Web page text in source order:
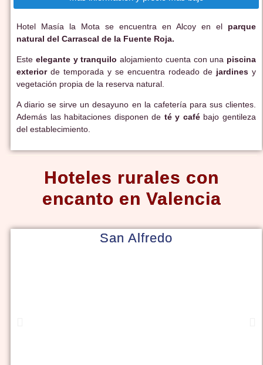
Hotel Masía la Mota se encuentra en Alcoy en el parque
natural del Carrascal de la Fuente Roja.
Este elegante y tranquilo alojamiento cuenta con una piscina
exteriorde temporada y se encuentra rodeado de jardines y
vegetación propia de la reserva natural.
A diario se sirve un desayuno en la cafetería para sus clientes.
Además las habitaciones disponen de té y cafébajo gentileza
del establecimiento.
Hoteles rurales con
encanto en Valencia
San Alfredo